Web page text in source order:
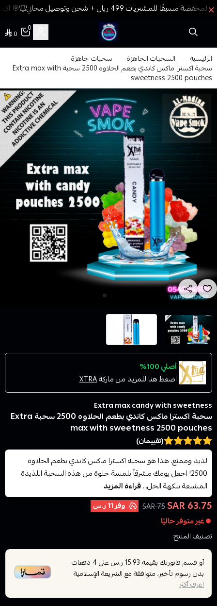
🎯
فيب المدينة
0
0
الرئيسية السحبات الجاهزة سحبات جاهزة
سحبة اكسترا ماكس كاندي بطعم الحلاوه 2500 سحبة Extra max with
sweetness 2500 pouches
أصلي 100%
اضغط هنا للمزيد من ماركةXTRA
Extra max candy with sweetness
سحبة اكسترا ماكس كاندي بطعم الحلاوه 2500 سحبة Extra
max with sweetness 2500 pouches
(تقييمان)
لذيذ وممتع، هذا هو سحبة اكسترا ماكس كاندي بطعم الحلاوة
2500! اجعل يومك مشرقاً بلمسة حلوة من هذه السحبة اللذيذة
المشبعة بنكهة الحل...قراءة المزيد
63.75 SAR
75 SAR وفر11 ر.س
غير متوفر حاليًا
تصنيف المنتج:
أو قسم فاتورتك بقيمة 15.93 ر.س على4 دفعات
بدون رسوم تأخير، متوافقة مع الشريعة الإسلامية
اعرف أكثر